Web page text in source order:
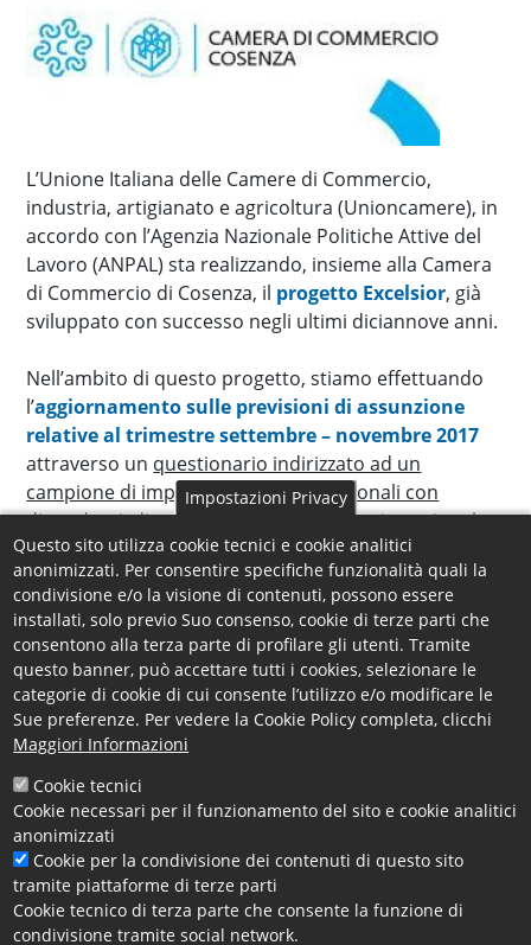
L’Unione Italiana delle Camere di Commercio,
industria, artigianato e agricoltura (Unioncamere), in
accordo con l’Agenzia Nazionale Politiche Attive del
Lavoro (ANPAL) sta realizzando, insieme alla Camera
di Commercio di Cosenza, il progetto Excelsior, già
sviluppato con successo negli ultimi diciannove anni.
Nell’ambito di questo progetto, stiamo effettuando
l’aggiornamento sulle previsioni di assunzione
relative altrimestre settembre – novembre 2017
attraverso un questionario indirizzato ad un
campione di imprese e studi professionali con
dipendenti, distribuiti su tutto il territorio nazionale e
selezionati casualmente dagli archivi delle Camere di
Commercio.
Mercoledì 26 luglio 2017, è stata avviata la
spedizionealle imprese selezionate sulla propra
casella PEC, della comunicazione contenente il link
per lacompilazione del questionario on line.
La rilevazione in oggetto fa parte delle
obbligo di risposta
Nazionaleela scadenza per la compilazione è
fissata entro venerdì 4 agosto 2017
Per l' assistenza alle imprese
Cosenza circa la compilazione del questionario
Impostazioni Privacy
Questo sito utilizza cookie tecnici e cookie analitici
anonimizzati. Per consentire specifiche funzionalità quali la
condivisione e/o la visione di contenuti, possono essere
installati, solo previo Suo consenso, cookie di terze parti che
consentono alla terza parte di profilare gli utenti. Tramite
questo banner, può accettare tutti i cookies, selezionare le
categorie di cookie di cui consente l’utilizzo e/o modificare le
Sue preferenze. Per vedere la Cookie Policy completa, clicchi
Maggiori Informazioni
Cookie tecnici
Cookie necessari per il funzionamento del sito e cookie analitici
anonimizzati
Cookie per la condivisione dei contenuti di questo sito
tramite piattaforme di terze parti
Cookie tecnico di terza parte che consente la funzione di
condivisione tramite social network.